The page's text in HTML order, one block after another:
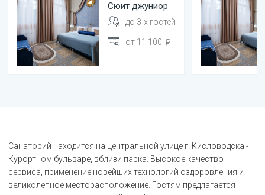
Сюит джуниор
до 3-х гостей
от 11 100
Санаторий находится на центральной улице г. Кисловодска -
Курортном бульваре, вблизи парка. Высокое качество
сервиса, применение новейших технологий оздоровления и
великолепное месторасположение. Гостям предлагается